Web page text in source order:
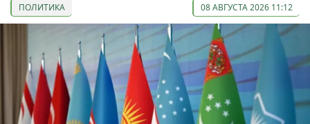
ПОЛИТИКА 08 АВГУСТА 2026 11:12